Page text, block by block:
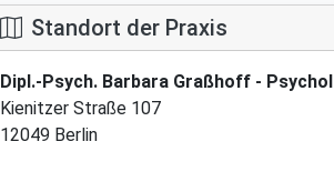
Standort der Praxis
Dipl.-Psych. Barbara Graßhoff -
Kienitzer Straße 107
12049 Berlin